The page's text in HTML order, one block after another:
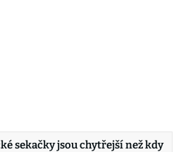
sekačky jsou chytřejší než kdy